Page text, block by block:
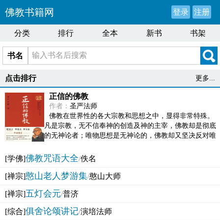
佛教书籍网 登录 注册
分类 排行 全本 新书 书架
书名
点击排行 更多...
正信的佛教
作者： 圣严法师
佛教在世界性的各大宗教和思想之中，显得非常特殊。
凡是宗教，无不信奉神的创造及神的主宰，佛教却是彻底
的无神论者；唯物思想是无神论的，佛教却又坚决反对唯
[学佛]佛教咒语大全/佚名
[禅宗]憨山老人梦游集/憨山大师
[禅宗]五灯会元/普济
[综合]俱舍论颂讲记/演培法师